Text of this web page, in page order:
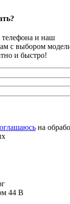
телефона и наш
с выбором
и быстро!
на
44 В